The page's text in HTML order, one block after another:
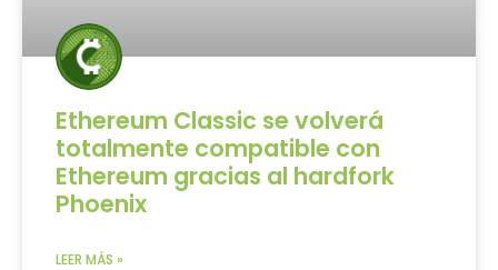
Ethereum Classic se volverá
totalmente compatible con
Ethereum gracias al hardfork
Phoenix
LEER MÁS »